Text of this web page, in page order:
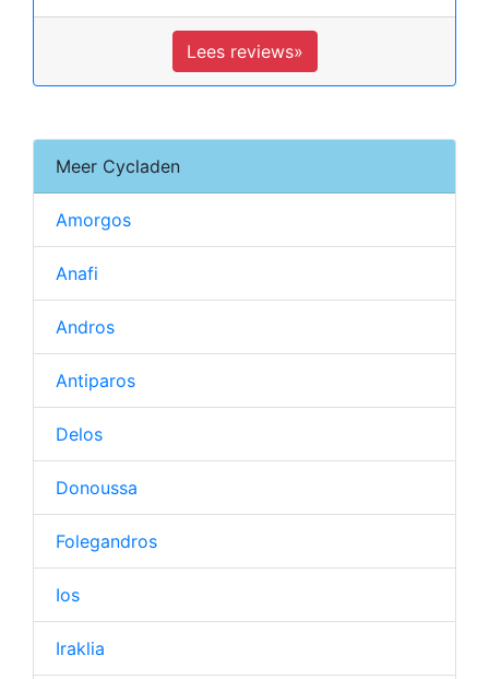
Lees reviews»
Meer Cycladen
Amorgos
Anafi
Andros
Antiparos
Delos
Donoussa
Folegandros
Ios
Iraklia